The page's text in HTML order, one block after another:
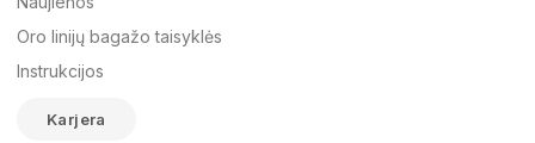
El. paštas
Žinutė
Oro linijų bagažo taisyklės
Instrukcijos
Karjera